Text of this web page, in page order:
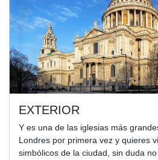
EXTERIOR
Y es una de las iglesias más
Londres por primera vez y quieres
simbólicos de la ciudad, sin duda